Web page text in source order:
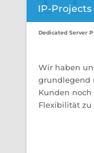
IP-Projects
Dedicated Server
Wir haben
grundlegend
Kunden
Flexibilität zu